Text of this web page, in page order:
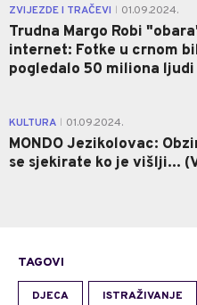
ZVIJEZDE I TRAČEVI 01.09.2024.
Trudna Margo Robi
internet: Fotke u crnom
pogledalo 50 miliona ljudi
KULTURA 01.09.2024.
MONDO Jezikolovac:
se sjekirate ko je višlji...
TAGOVI
DJECA ISTRAŽIVANJE